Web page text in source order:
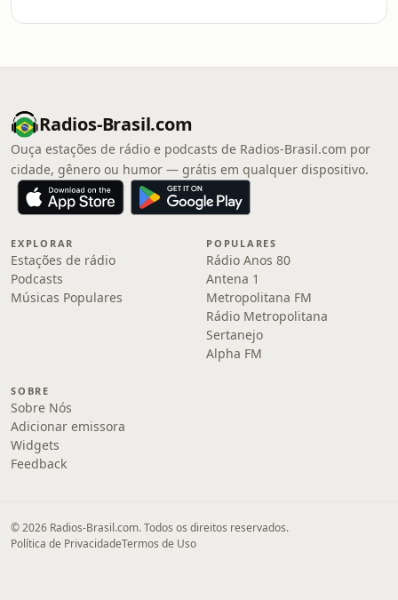
Radios-Brasil.com
Ouça estações de rádio e podcasts de Radios-Brasil.com por
cidade, gênero ou humor — grátis em qualquer dispositivo.
EXPLORAR
Estações de rádio
Podcasts
Músicas Populares
POPULARES
Rádio Anos 80
Antena 1
Metropolitana FM
Rádio Metropolitana
Sertanejo
Alpha FM
SOBRE
Sobre Nós
Adicionar emissora
Widgets
Feedback
© 2026 Radios-Brasil.com. Todos os direitos reservados.
Política de PrivacidadeTermos de Uso